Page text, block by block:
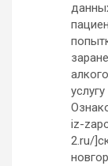
iz-
2.ru/